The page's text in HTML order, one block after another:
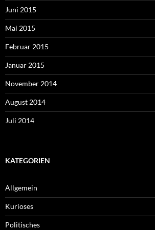
Juni 2015
Mai 2015
Februar 2015
Januar 2015
November 2014
August 2014
Juli 2014
KATEGORIEN
Allgemein
Kurioses
Politisches